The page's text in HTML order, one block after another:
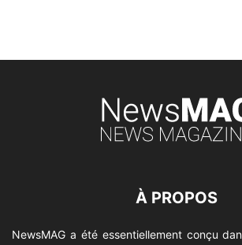
À PROPOS
NewsMAG a été essentiellement conçu